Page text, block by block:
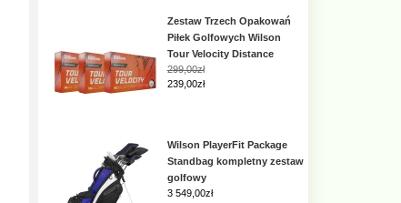
Zestaw Trzech Opakowań
Piłek Golfowych Wilson
Tour Velocity Distance
299,00zł
239,00zł
Wilson PlayerFit Package
Standbag kompletny zestaw
golfowy
3 549,00zł